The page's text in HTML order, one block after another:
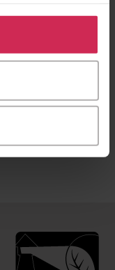
til å
Du kan også
ved å klikke
399,-